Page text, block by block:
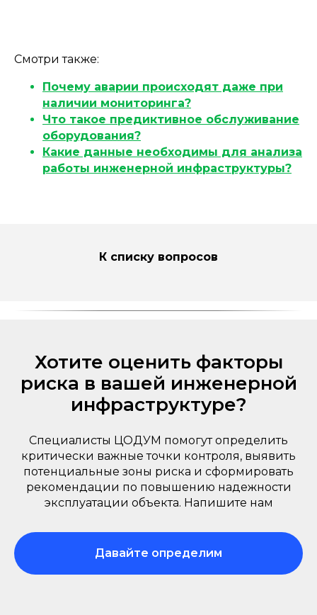
Смотри также:
Почему аварии происходят даже при
наличии мониторинга?
Что такое предиктивное обслуживание
оборудования?
Какие данные необходимы для анализа
работы инженерной инфраструктуры?
К списку вопросов
Хотите оценить факторы
риска в вашей инженерной
инфраструктуре?
Специалисты ЦОДУМ помогут определить
критически важные точки контроля, выявить
потенциальные зоны риска и сформировать
рекомендации по повышению надежности
эксплуатации объекта. Напишите нам
Давайте определим